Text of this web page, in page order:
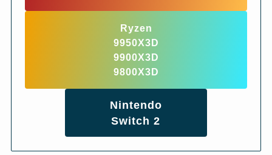
Ryzen
9950X3D
9900X3D
9800X3D
Nintendo
Switch 2